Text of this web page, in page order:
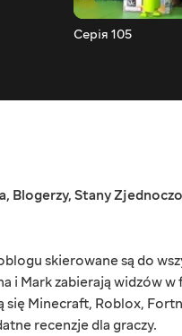
Серія 105
, Blogerzy, Stany
skierowane są do
i Mark zabierają widzów
się Minecraft, Roblox,
recenzje dla graczy.